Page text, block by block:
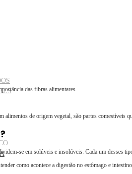
das fibras alimentares
alimentos de origem vegetal, são partes comestíveis
se em solúveis e insolúveis. Cada um desses
como acontece a digestão no estômago e